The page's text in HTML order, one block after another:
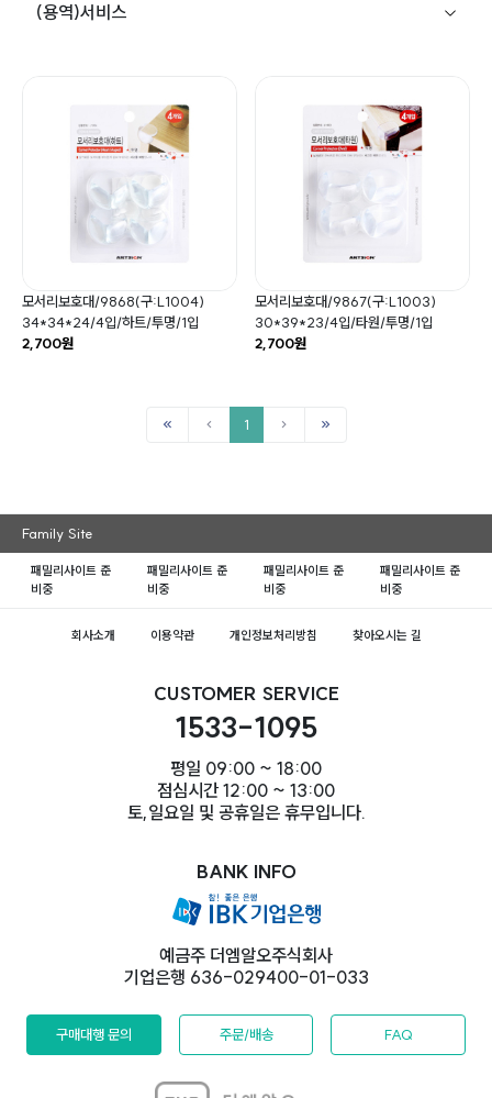
(용역)서비스
모서리보호대/9868(구:L1004)
34*34*24/4입/하트/투명/1입
2,700원
모서리보호대/9867(구:L1003)
30*39*23/4입/타원/투명/1입
2,700원
1
Family Site
패밀리사이트 준
비중
패밀리사이트 준
비중
패밀리사이트 준
비중
패밀리사이트 준
비중
회사소개 이용약관 개인정보처리방침 찾아오시는 길
CUSTOMER SERVICE
1533-1095
평일 09:00 ~ 18:00
점심시간 12:00 ~ 13:00
토,일요일 및 공휴일은 휴무입니다.
BANK INFO
예금주 더엠알오주식회사
기업은행 636-029400-01-033
구매대행 문의 주문/배송 FAQ